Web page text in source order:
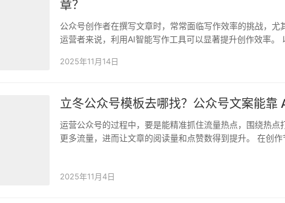
章？
公众号创作者在撰写文章时，常常面临写作效率的挑战，尤
运营者来说，利用AI智能写作工具可以显著提升创作效率。
2025年11月14日
立冬公众号模板去哪找？公众号文案能靠
运营公众号的过程中，要是能精准抓住流量热点，围绕热点
更多流量，进而让文章的阅读量和点赞数得到提升。 在创
2025年11月4日